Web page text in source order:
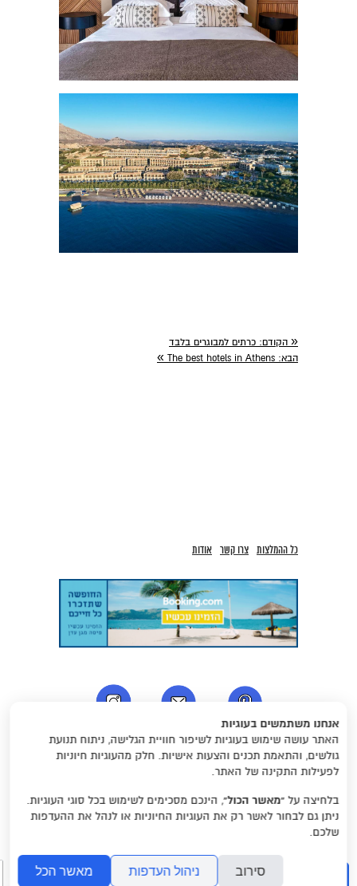
« הקודם: כרתים למבוגרים בלבד
הבא:
»
כל ההמלצות צרו קשר אודות
2016 כל הזכויות שמורות לאורית לב - המומלצים של אורית. אין להעתיק
את תכני האתר ללא אישור.
אנחנו משתמשים בעוגיות
האתר עושה שימוש בעוגיות לשיפור חוויית הגלישה, ניתוח תנועת
גולשים, והתאמת תכנים והצעות אישיות. חלק מהעוגיות חיוניות
לפעילות התקינה של האתר.
בלחיצה על “מאשר הכול”, הינכם מסכימים לשימוש בכל סוגי העוגיות.
ניתן גם לבחור לאשר רק את העוגיות החיוניות או לנהל את ההעדפות
שלכם.
סירוב ניהול העדפות מאשר הכל